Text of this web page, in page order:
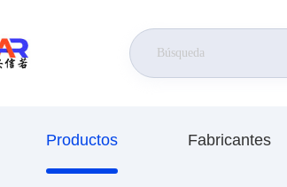
Productos Fabricantes